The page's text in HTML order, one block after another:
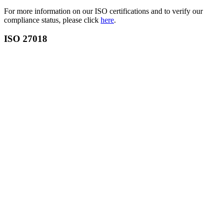
For more information on our ISO certifications and to verify our
compliance status, please click here.
ISO 27018